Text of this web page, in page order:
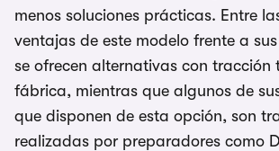
menos soluciones prácticas. Entre
ventajas de este modelo frente a
se ofrecen alternativas con tracción
fábrica, mientras que algunos de
que disponen de esta opción, son
realizadas por preparadores como